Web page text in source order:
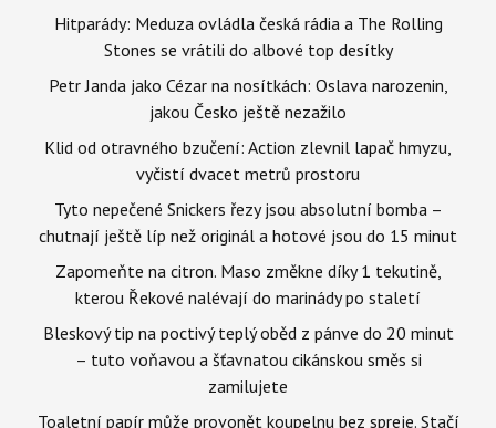
Hitparády: Meduza ovládla česká rádia a The Rolling
Stones se vrátili do albové top desítky
Petr Janda jako Cézar na nosítkách: Oslava narozenin,
jakou Česko ještě nezažilo
Klid od otravného bzučení: Action zlevnil lapač hmyzu,
vyčistí dvacet metrů prostoru
Tyto nepečené Snickers řezy jsou absolutní bomba –
chutnají ještě líp než originál a hotové jsou do 15 minut
Zapomeňte na citron. Maso změkne díky 1 tekutině,
kterou Řekové nalévají do marinády po staletí
Bleskový tip na poctivý teplý oběd z pánve do 20 minut
– tuto voňavou a šťavnatou cikánskou směs si
zamilujete
Toaletní papír může provonět koupelnu bez spreje. Stačí